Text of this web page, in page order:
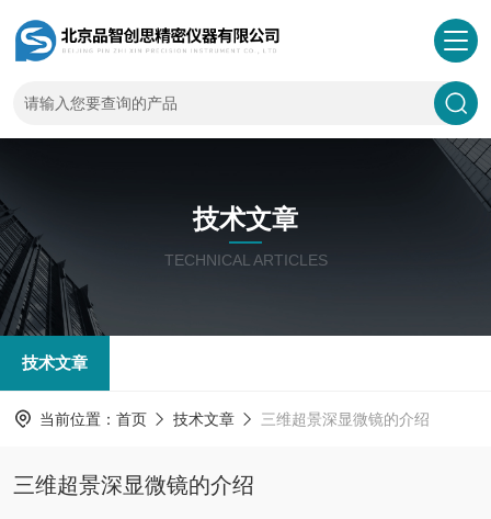
技术文章
TECHNICAL ARTICLES
技术文章
当前位置： 首页 技术文章 三维超景深显微镜的介绍
三维超景深显微镜的介绍